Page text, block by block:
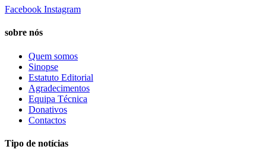
Facebook Instagram
sobre nós
Quem somos
Sinopse
Estatuto Editorial
Agradecimentos
Equipa Técnica
Donativos
Contactos
Tipo de notícias